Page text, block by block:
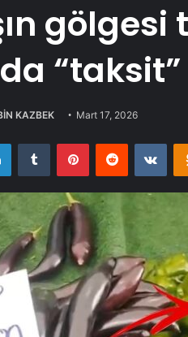
KAZBEK Mart 17, 2026
LinkedInTumblr PinterestReddit